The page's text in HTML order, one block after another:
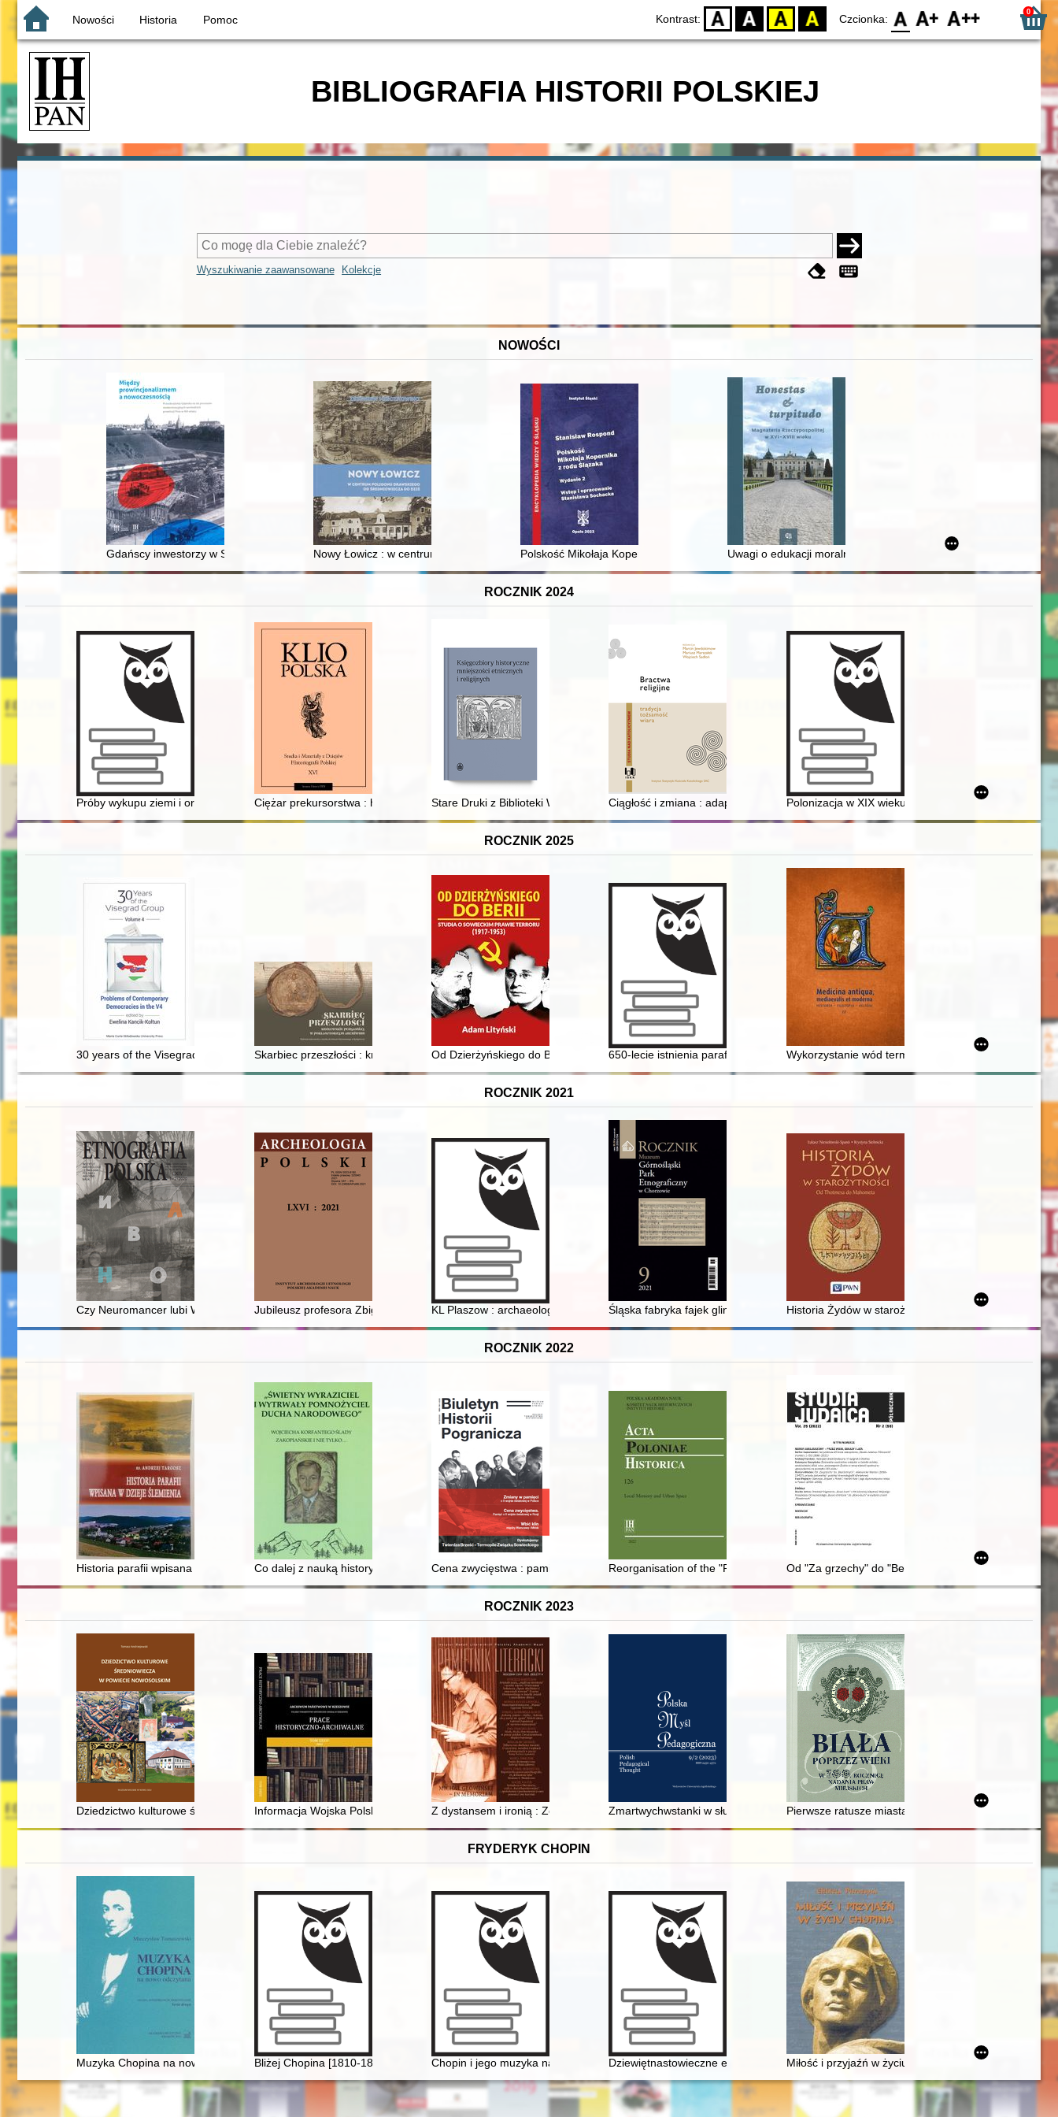
Nowości Historia Pomoc Kontrast: D BW YB BY Czcionka: F0 F1 F2 0
BIBLIOGRAFIA HISTORII POLSKIEJ
Wyszukiwanie zaawansowane Kolekcje
NOWOŚCI
Gdańscy inwestorzy w Sopocie : prestiż finansowy i towarzyski lokalnego mieszczaństwa w 2. poł. XIX w
Nowy Łowicz : w centrum poligonu drawskiego od średniowiecza do dziś
Polskość Mikołaja Kopernika z rodu ŚlązakaUwagi o edukacji moralnej synów szlacheckich w XVI-wiecznej
ROCZNIK 2024
Próby wykupu ziemi i organizacji polskiego osadnictwa rolnego we Francji w latach 1918-1939
Ciężar prekursorstwa : historia historiografii a historia idei (i nauki)Stare Druki z Biblioteki Wileńskiego Synodu Ewangelicko-Reformowanego w zbiorach Litewskiej Biblioteki Narodowej im.
Ciągłość i zmiana : adaptacyjne strategie rozwoju Bractwa św. Zofii w obliczu
Polonizacja w XIX wieku i dwudziestoleciu
ROCZNIK 2025
30 years of the Visegrad Group. Vol. 4,Skarbiec przeszłości : królewskie pergaminy w poklasztornym Archiwum : wybrane dokumenty z zasobu Archiwum Państwowego w Bydgoszczy
Od Dzierżyńskiego do Berii : studia o sowieckim prawie terroru (1917-1953)
650-lecie istnienia parafii : Płonka KościelnaWykorzystanie wód termalnych do celów leczniczych
ROCZNIK 2021
Czy Neuromancer lubi Wodnika Szuwarka? : ziny komputerowe i kapitał subkulturowy polskiej młodzieży w okresie transformacji ustrojowej
Jubileusz profesora Zbigniewa BukowskiegoKL Plaszow : archaeological guide Śląska fabryka fajek glinianych w Zborowskiem - recenzja]Historia Żydów w starożytności : od Thotmesa do
ROCZNIK 2022
Historia parafii wpisana w dzieje ŚlemieniaCo dalej z nauką historyczną o powstaniach śląskich?Cena zwycięstwa : pamięć o II wojnie światowej we współczesnym społeczeństwie rosyjskim
Reorganisation of the "Polish" space of Lviv as a component of the process of city space
Od "Za grzechy" do "Bezdomnych" : Aleksander
ROCZNIK 2023
Dziedzictwo kulturowe średniowiecza w powiecie nowosolskimInformacja Wojska Polskiego wobec andersowców w latach 1944-1956
Z dystansem i ironią : Zofia Kozarynowa (1890–1992)
Zmartwychwstanki w służbie nauce Pierwsze ratusze miasta Białej
FRYDERYK CHOPIN
Muzyka Chopina na nowo odczytanaBliżej Chopina [1810-1849] Chopin i jego muzyka na Dolnym Śląsku" - wystawa w Archiwum Państwowym we Wrocławiu
Dziewiętnastowieczne edycje dzieł Fryderyka Chopina jako aspekt historii recepcji
Miłość i przyjaźń w życiu Chopina